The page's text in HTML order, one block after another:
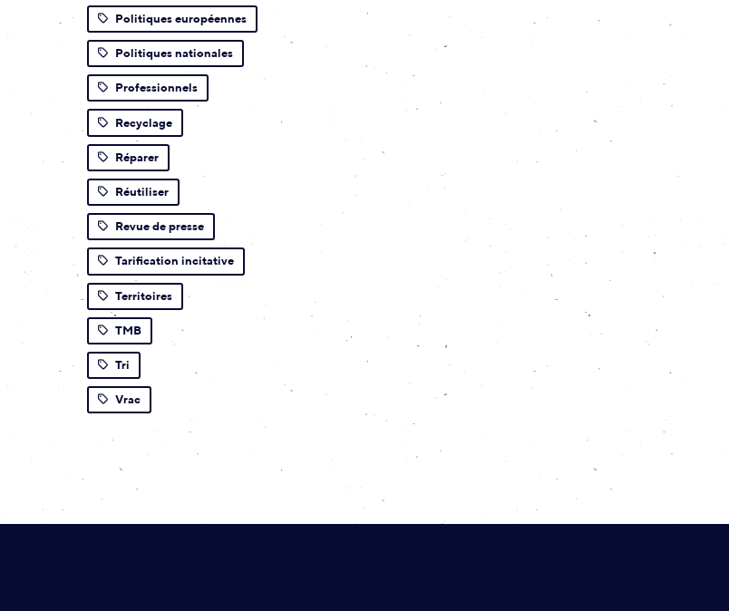
Politiques européennes
Politiques nationales
Professionnels
Recyclage
Réparer
Réutiliser
Revue de presse
Tarification incitative
Territoires
TMB
Tri
Vrac